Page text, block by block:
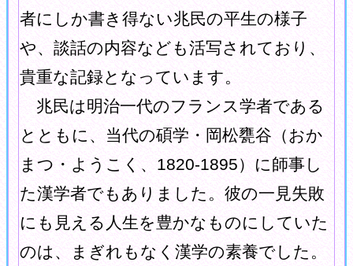
者にしか書き得ない兆民の平生の様子
や、談話の内容なども活写されており、
貴重な記録となっています。
兆民は明治一代のフランス学者である
とともに、当代の碩学・岡松甕谷（おか
まつ・ようこく、1820-1895）に師事し
た漢学者でもありました。彼の一見失敗
にも見える人生を豊かなものにしていた
のは、まぎれもなく漢学の素養でした。